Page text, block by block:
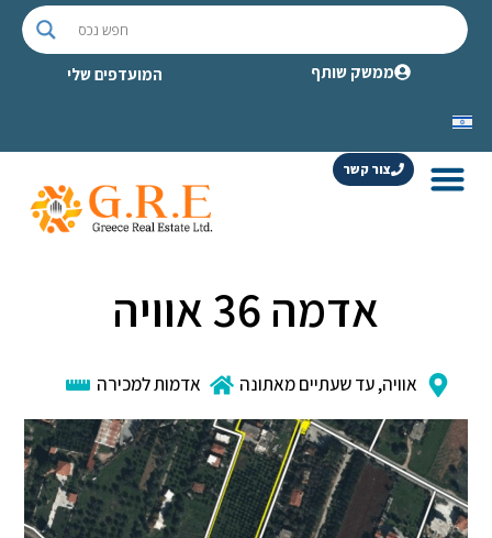
ממשק שותף המועדפים שלי
צור קשר
אדמה 36 אוויה
אוויה,עד שעתיים מאתונה אדמות למכירה